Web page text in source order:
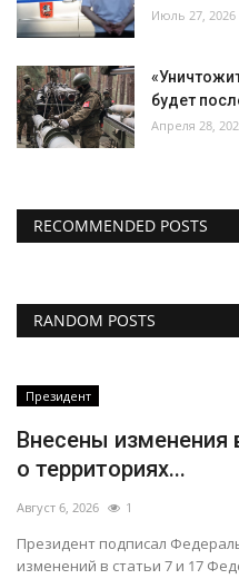
Июль 27, 2026
будет
Апреля 28,
RECOMMENDED POSTS
RANDOM POSTS
Президент
Внесены изменения
о территориях...
Август 6, 2026 1
Президент подписал
изменений в статьи 7 и 17